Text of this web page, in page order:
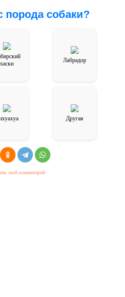
порода собаки?
хаски
Лабрадор
Другая
свой комментарий